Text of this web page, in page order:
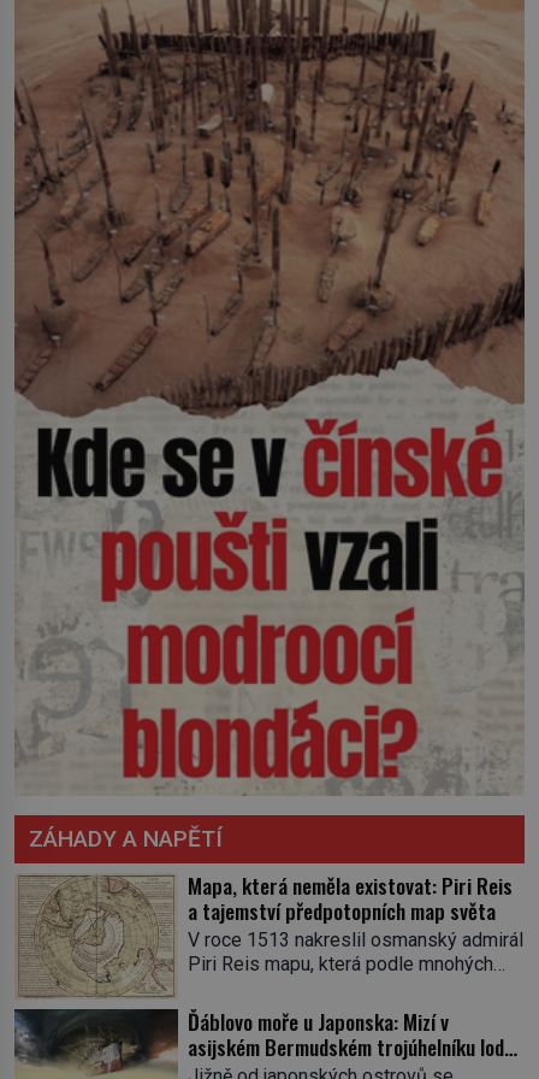
ZÁHADY A NAPĚTÍ
Mapa, která neměla existovat: Piri Reis
a tajemství předpotopních map světa
V roce 1513 nakreslil osmanský admirál
Piri Reis mapu, která podle mnohých
Na kusu gazelí kůže se totiž objevuje
pobřeží připomínající Antarktidu bez
ledového příkrovu, tři sta let před jejím
Ďáblovo moře u Japonska: Mizí v
asijském Bermudském trojúhelníku lodě
ve spárech neznámé síly?